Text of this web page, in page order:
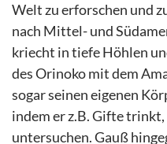
Welt zu erforschen und
nach Mittel- und
kriecht in tiefe Höhlen
des Orinoko mit dem
sogar seinen eigenen
indem er z.B. Gifte
untersuchen. Gauß